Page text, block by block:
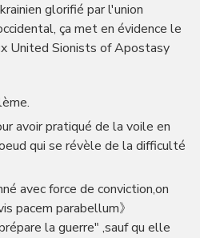
glorifié par l'union
ça met en évidence le
United Sionists of Apostasy
avoir pratiqué de la voile en
qui se révèle de la difficulté
avec force de conviction,on
pacem parabellum》
la guerre" ,sauf qu elle